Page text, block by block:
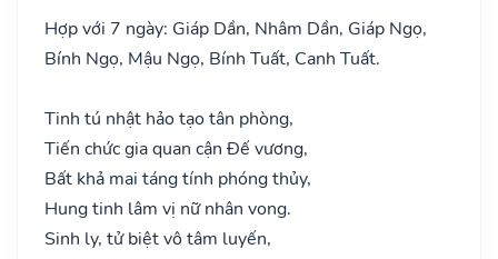
Hợp với 7 ngày: Giáp Dần, Nhâm Dần, Giáp Ngọ,
Bính Ngọ, Mậu Ngọ, Bính Tuất, Canh Tuất.
Tinh tú nhật hảo tạo tân phòng,
Tiến chức gia quan cận Đế vương,
Bất khả mai táng tính phóng thủy,
Hung tinh lâm vị nữ nhân vong.
Sinh ly, tử biệt vô tâm luyến,